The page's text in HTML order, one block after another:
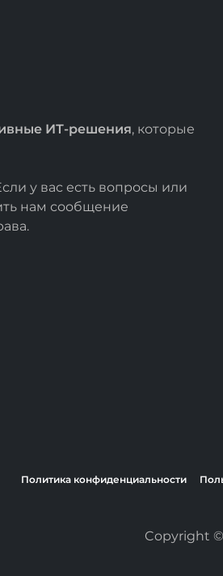
ИТ-решения, которые
у вас есть вопросы или
нам сообщение
.
Политика конфиденциальности
Copyright ©